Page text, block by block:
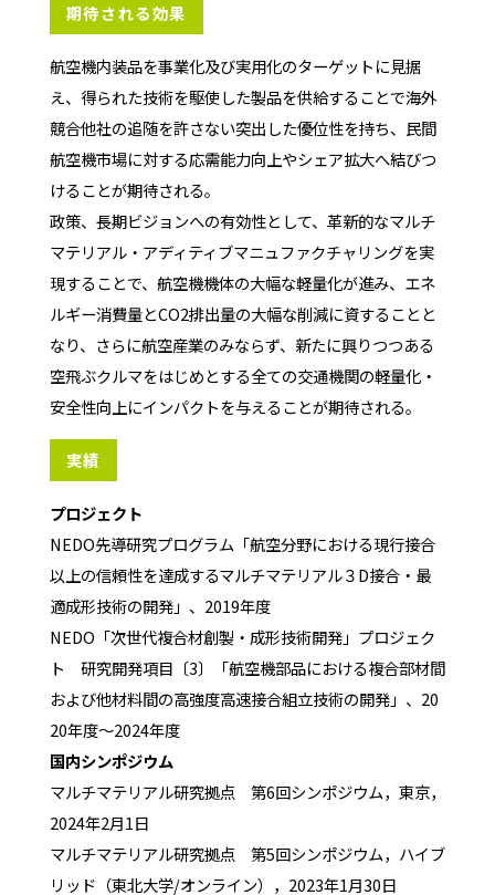
期待される効果
航空機内装品を事業化及び実用化のターゲットに見据
え、得られた技術を駆使した製品を供給することで海外
競合他社の追随を許さない突出した優位性を持ち、民間
航空機市場に対する応需能力向上やシェア拡大へ結びつ
けることが期待される。
政策、長期ビジョンへの有効性として、革新的なマルチ
マテリアル・アディティブマニュファクチャリングを実
現することで、航空機機体の大幅な軽量化が進み、エネ
ルギー消費量とCO2排出量の大幅な削減に資することと
なり、さらに航空産業のみならず、新たに興りつつある
空飛ぶクルマをはじめとする全ての交通機関の軽量化・
安全性向上にインパクトを与えることが期待される。
実績
プロジェクト
NEDO先導研究プログラム「航空分野における現行接合
以上の信頼性を達成するマルチマテリアル３D接合・最
適成形技術の開発」、2019年度
NEDO「次世代複合材創製・成形技術開発」プロジェク
ト 研究開発項目〔3〕「航空機部品における複合部材間
および他材料間の高強度高速接合組立技術の開発」、20
20年度～2024年度
国内シンポジウム
マルチマテリアル研究拠点 第6回シンポジウム，東京，
2024年2月1日
マルチマテリアル研究拠点 第5回シンポジウム，ハイブ
リッド（東北大学/オンライン），2023年1月30日